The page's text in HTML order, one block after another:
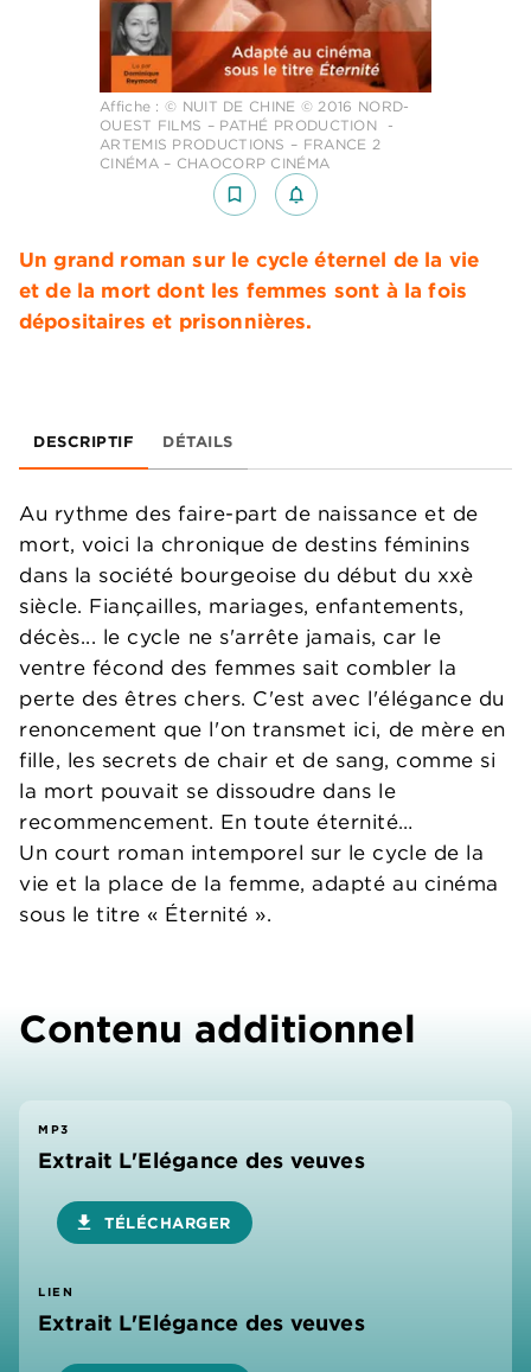
Affiche : © NUIT DE CHINE © 2016 NORD-
OUEST FILMS – PATHÉ PRODUCTION -
ARTEMIS PRODUCTIONS – FRANCE 2
CINÉMA – CHAOCORP CINÉMA
bookmark_border notifications_none_outlined
Un grand roman sur le cycle éternel de la vie
et de la mort dont les femmes sont à la fois
dépositaires et prisonnières.
DESCRIPTIF DÉTAILS
Au rythme des faire-part de naissance et de
mort, voici la chronique de destins féminins
dans la société bourgeoise du début du xxè
siècle. Fiançailles, mariages, enfantements,
décès... le cycle ne s'arrête jamais, car le
ventre fécond des femmes sait combler la
perte des êtres chers. C'est avec l'élégance du
renoncement que l'on transmet ici, de mère en
fille, les secrets de chair et de sang, comme si
la mort pouvait se dissoudre dans le
recommencement. En toute éternité…
Un court roman intemporel sur le cycle de la
vie et la place de la femme, adapté au cinéma
sous le titre « Éternité ».
Contenu additionnel
MP3
Extrait L'Elégance des veuves
download TÉLÉCHARGER
LIEN
Extrait L'Elégance des veuves